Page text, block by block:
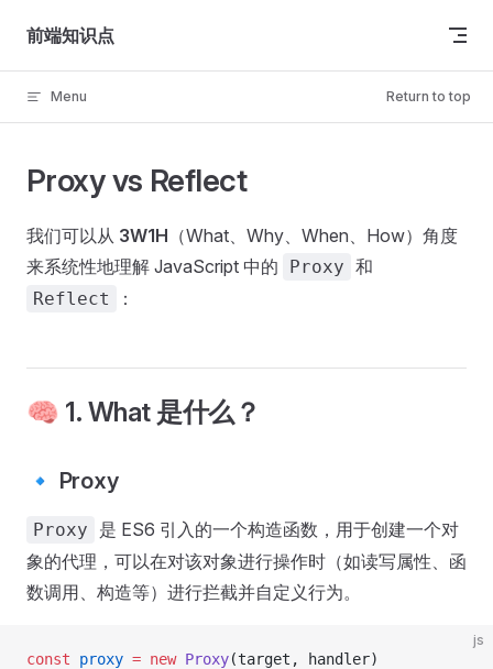
Skip to content
前端知识点
Menu Return to top
Proxy vs Reflect
我们可以从 3W1H （What、Why、When、How）角度
来系统性地理解 JavaScript 中的
Proxy 和
Reflect ：
🧠 1. What 是什么？
🔹 Proxy
Proxy
是 ES6 引入的一个构造函数，用于创建一个对
象的代理，可以在对该对象进行操作时（如读写属性、函
数调用、构造等）进行拦截并自定义行为。
js
const proxy = new Proxy(target, handler)